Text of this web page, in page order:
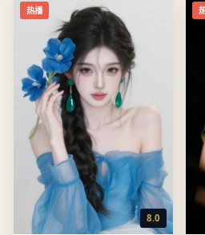
热播
8.0